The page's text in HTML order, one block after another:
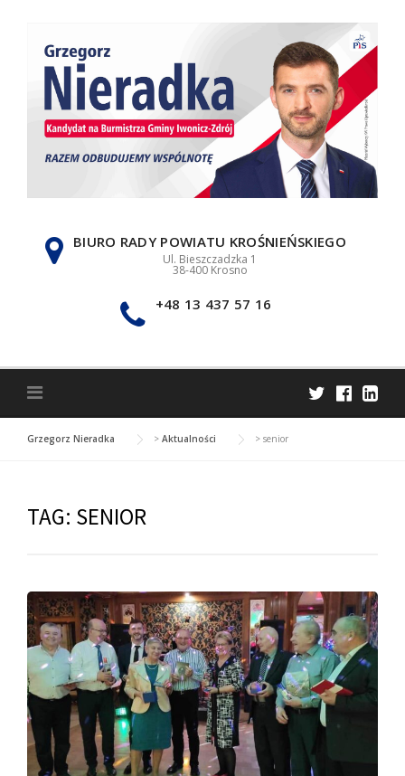
BIURO RADY POWIATU KROŚNIEŃSKIEGO
Ul. Bieszczadzka 1
38-400 Krosno
+48 13 437 57 16
Grzegorz Nieradka > Aktualności > senior
TAG: SENIOR